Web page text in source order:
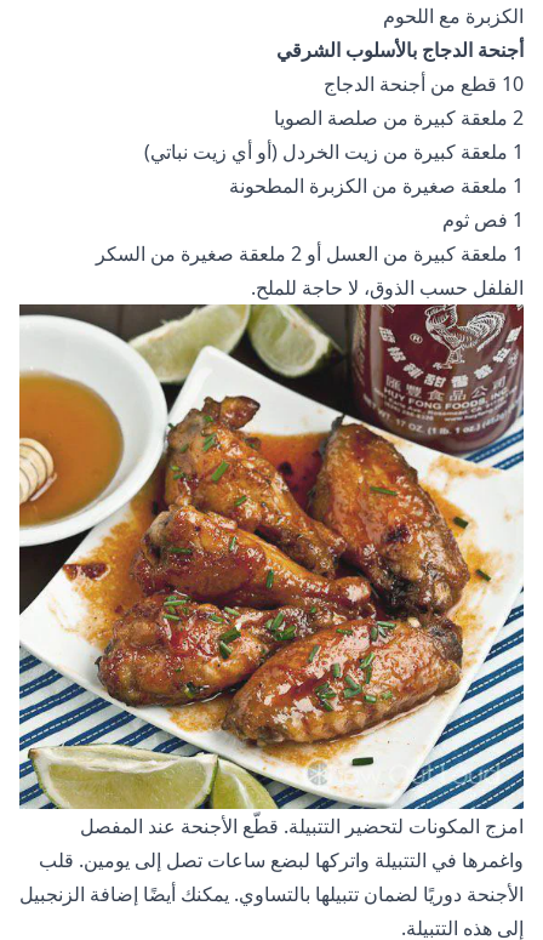
الكزبرة مع اللحوم
أجنحة الدجاج بالأسلوب الشرقي
10 قطع من أجنحة الدجاج
2 ملعقة كبيرة من صلصة الصويا
1 ملعقة كبيرة من زيت الخردل (أو أي زيت نباتي)
1 ملعقة صغيرة من الكزبرة المطحونة
1 فص ثوم
1 ملعقة كبيرة من العسل أو 2 ملعقة صغيرة من السكر
الفلفل حسب الذوق، لا حاجة للملح.
امزج المكونات لتحضير التتبيلة. قطّع الأجنحة عند المفصل
واغمرها في التتبيلة واتركها لبضع ساعات تصل إلى يومين. قلب
الأجنحة دوريًا لضمان تتبيلها بالتساوي. يمكنك أيضًا إضافة الزنجبيل
إلى هذه التتبيلة.